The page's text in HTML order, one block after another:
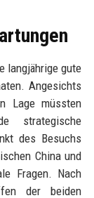
langjährige gute
Angesichts
Lage müssten
strategische
des Besuchs
China und
Fragen. Nach
der beiden